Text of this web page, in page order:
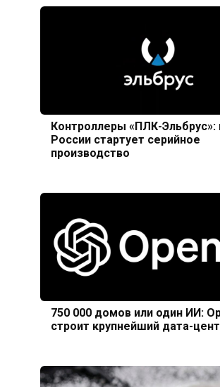
Контроллеры «ПЛК-Эльбрус»:
России стартует серийное
производство
750 000 домов или один ИИ:
строит крупнейший дата-